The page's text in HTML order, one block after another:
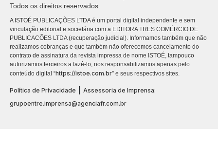
Todos os direitos reservados.
A ISTOÉ PUBLICAÇÕES LTDA é um portal digital independente e sem
vinculação editorial e societária com a EDITORA TRES COMÉRCIO DE
PUBLICACÕES LTDA (recuperação judicial). Informamos também que não
realizamos cobranças e que também não oferecemos cancelamento do
contrato de assinatura da revista impressa de nome ISTOÉ, tampouco
autorizamos terceiros a fazê-lo, nos responsabilizamos apenas pelo
conteúdo digital “https://istoe.com.br” e seus respectivos sites.
Política de Privacidade
Assessoria de Imprensa:
grupoentre.imprensa@agenciafr.com.br